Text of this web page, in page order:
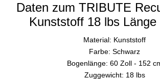
Daten zum TRIBUTE
Kunststoff 18 lbs Länge
Material: Kunststoff
Farbe: Schwarz
Bogenlänge: 60 Zoll - 152
Zuggewicht: 18 lbs